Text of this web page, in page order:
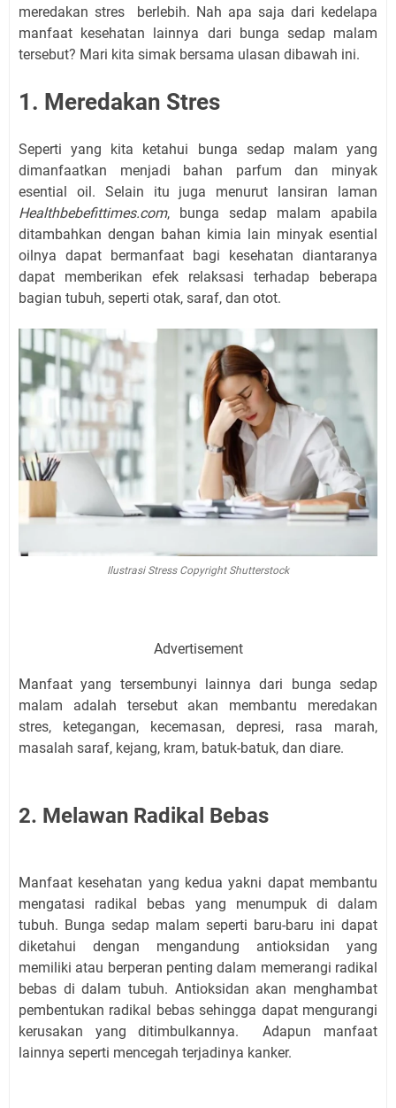
meredakan stres berlebih. Nah apa saja dari kedelapa
manfaat kesehatan lainnya dari bunga sedap malam
tersebut? Mari kita simak bersama ulasan dibawah ini.
1. Meredakan Stres
Seperti yang kita ketahui bunga sedap malam yang
dimanfaatkan menjadi bahan parfum dan minyak
esential oil. Selain itu juga menurut lansiran laman
Healthbebefittimes.com, bunga sedap malam apabila
ditambahkan dengan bahan kimia lain minyak esential
oilnya dapat bermanfaat bagi kesehatan diantaranya
dapat memberikan efek relaksasi terhadap beberapa
bagian tubuh, seperti otak, saraf, dan otot.
Ilustrasi Stress Copyright Shutterstock
Advertisement
Manfaat yang tersembunyi lainnya dari bunga sedap
malam adalah tersebut akan membantu meredakan
stres, ketegangan, kecemasan, depresi, rasa marah,
masalah saraf, kejang, kram, batuk-batuk, dan diare.
2. Melawan Radikal Bebas
Manfaat kesehatan yang kedua yakni dapat membantu
mengatasi radikal bebas yang menumpuk di dalam
tubuh. Bunga sedap malam seperti baru-baru ini dapat
diketahui dengan mengandung antioksidan yang
memiliki atau berperan penting dalam memerangi radikal
bebas di dalam tubuh. Antioksidan akan menghambat
pembentukan radikal bebas sehingga dapat mengurangi
kerusakan yang ditimbulkannya. Adapun manfaat
lainnya seperti mencegah terjadinya kanker.